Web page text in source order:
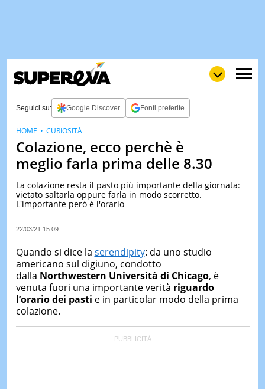
VIDEO
Seguici su: Google Discover Fonti preferite
Colazione, ecco perchè è
meglio farla prima delle 8.30
La colazione resta il pasto più importante della giornata:
vietato saltarla oppure farla in modo scorretto.
L'importante però è l'orario
22/03/21 15:09
HOME CURIOSITÀ
Quando si dice la serendipity: da uno studio
americano sul digiuno, condotto
dalla Northwestern Università di Chicago, è
venuta fuori una importante verità riguardo
l’orario dei pasti e in particolar modo della prima
colazione.